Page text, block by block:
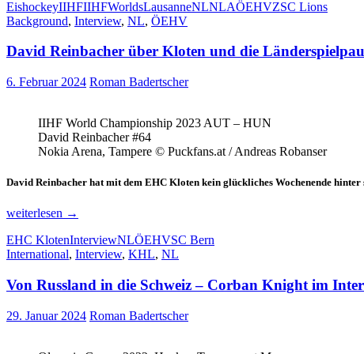
Geschichte
und
in
hoch
hinaus
EishockeyIIHFIIHFWorldsLausanneNLNLAÖEHVZSC Lions
Background, Interview, NL, ÖEHV
David Reinbacher über Kloten und die
6. Februar 2024 Roman Badertscher
IIHF World Championship 2023 AUT – HUN
David Reinbacher #64
Nokia Arena, Tampere © Puckfans.at / Andreas Robanser
David Reinbacher hat mit dem EHC Kloten kein glückliches Wochenende
David
über
Kloten
die
weiterlesen →
EHC KlotenInterviewNLÖEHVSC Bern
International, Interview, KHL, NL
Von Russland in die Schweiz – Corban Knight im
29. Januar 2024 Roman Badertscher